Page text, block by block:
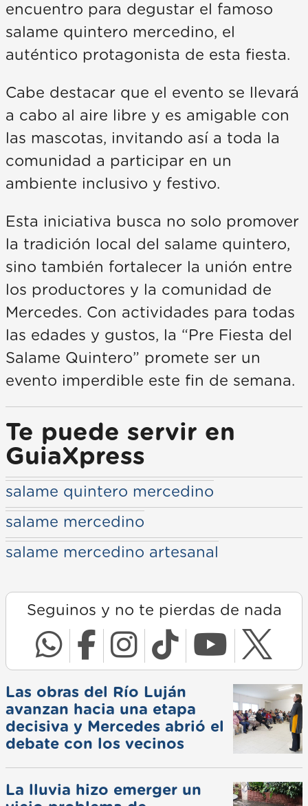
encuentro para degustar el famoso
salame quintero mercedino, el
auténtico protagonista de esta fiesta.
Cabe destacar que el evento se llevará
a cabo al aire libre y es amigable con
las mascotas, invitando así a toda la
comunidad a participar en un
ambiente inclusivo y festivo.
Esta iniciativa busca no solo promover
la tradición local del salame quintero,
sino también fortalecer la unión entre
los productores y la comunidad de
Mercedes. Con actividades para todas
las edades y gustos, la “Pre Fiesta del
Salame Quintero” promete ser un
evento imperdible este fin de semana.
Te puede servir en
GuiaXpress
salame quintero mercedino
salame mercedino
salame mercedino artesanal
Seguinos y no te pierdas de nada
Las obras del Río Luján
avanzan hacia una etapa
decisiva y Mercedes abrió el
debate con los vecinos
La lluvia hizo emerger un